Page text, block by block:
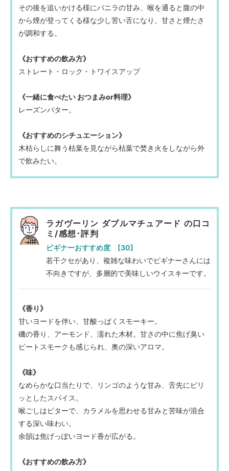
その後を追いかける様にバニラの甘み、喉を通ると腹の中
から煙が登ってくる様な少し苦い舌になり、甘さと煙たさ
が調和する。
《おすすめの飲み方》
ストレート・ロック・トワイスアップ
《一緒に食べたい おつまみor料理》
レーズンバター。
《おすすめのシチュエーション》
木枯らしに舞う枯葉を見ながら枯葉で焚き火をしながら外
で飲みたい。
ラガヴーリン ダブルマチュアード の口コ
ミ/感想･評判
ビギナーおすすめ度 [30]
若干クセがあり、複雑な味わいでビギナーさんには
不向きですが、多層的で美味しいウイスキーです。
《香り》
甘いヨードを伴い、甘酸っぱくスモーキー。
磯の香り、アーモンド、濡れた木材。甘さの中に焦げ臭い
ピートスモークも感じられ、奥の深いアロマ。
《味》
なめらかな口当たりで、リンゴのような甘み、舌先にピリ
ッとしたスパイス。
喉ごしはビターで、カラメルを思わせる甘みと苦味が混合
する深い味わい。
余韻は焦げっぽいヨード香が広がる。
《おすすめの飲み方》